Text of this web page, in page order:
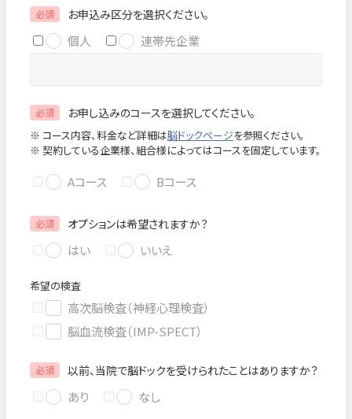
お電話
Close
必須 お申込み区分を選択ください。
個人 連帯先企業
必須 お申し込みのコースを選択してください。
※ コース内容、料金など詳細は脳ドックページを参照ください。
※ 契約している企業様、組合様によってはコースを固定しています。
Aコース Bコース
必須 オプションは希望されますか？
はい いいえ
希望の検査
高次脳検査（神経心理検査）
脳血流検査（IMP-SPECT）
必須 以前、当院で脳ドックを受けられたことはありますか？
あり なし